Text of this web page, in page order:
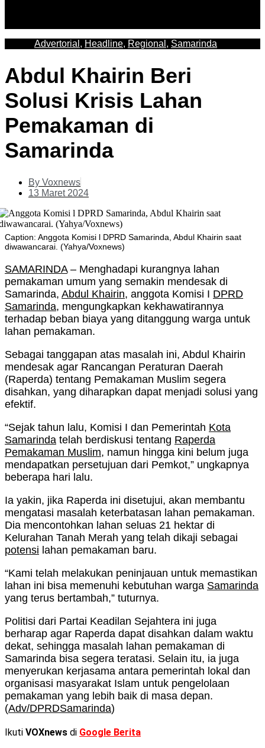
Advertorial , Headline, Regional , Samarinda
Abdul Khairin Beri
Solusi Krisis Lahan
Pemakaman di
Samarinda
By Voxnews
13 Maret 2024
Caption: Anggota Komisi l DPRD Samarinda, Abdul Khairin saat
diwawancarai. (Yahya/Voxnews)
SAMARINDA– Menghadapi kurangnya lahan
pemakaman umum yang semakin mendesak di
Samarinda, Abdul Khairin, anggota Komisi I DPRD
Samarinda, mengungkapkan kekhawatirannya
terhadap beban biaya yang ditanggung warga untuk
lahan pemakaman.
Sebagai tanggapan atas masalah ini, Abdul Khairin
mendesak agar Rancangan Peraturan Daerah
(Raperda) tentang Pemakaman Muslim segera
disahkan, yang diharapkan dapat menjadi solusi yang
efektif.
“Sejak tahun lalu, Komisi I dan Pemerintah Kota
Samarinda telah berdiskusi tentang Raperda
Pemakaman Muslim, namun hingga kini belum juga
mendapatkan persetujuan dari Pemkot,” ungkapnya
beberapa hari lalu.
Ia yakin, jika Raperda ini disetujui, akan membantu
mengatasi masalah keterbatasan lahan pemakaman.
Dia mencontohkan lahan seluas 21 hektar di
Kelurahan Tanah Merah yang telah dikaji sebagai
potensi lahan pemakaman baru.
“Kami telah melakukan peninjauan untuk memastikan
lahan ini bisa memenuhi kebutuhan warga Samarinda
yang terus bertambah,” tuturnya.
Politisi dari Partai Keadilan Sejahtera ini juga
berharap agar Raperda dapat disahkan dalam waktu
dekat, sehingga masalah lahan pemakaman di
Samarinda bisa segera teratasi. Selain itu, ia juga
menyerukan kerjasama antara pemerintah lokal dan
organisasi masyarakat Islam untuk pengelolaan
pemakaman yang lebih baik di masa depan.
(Adv/DPRDSamarinda)
Ikuti VOXnews di Google Berita